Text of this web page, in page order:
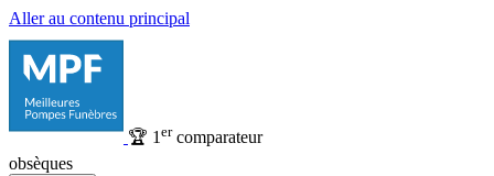
Aller au contenu principal
🏆 1 ercomparateur
obsèques